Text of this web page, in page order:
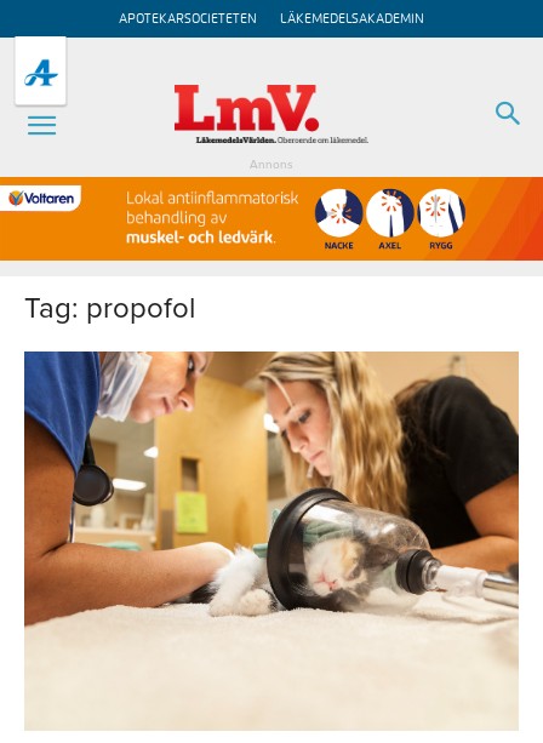
APOTEKARSOCIETETEN LÄKEMEDELSAKADEMIN
Annons
Tag: propofol